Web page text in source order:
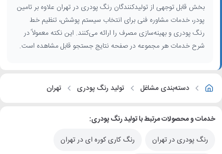
بخش قابل توجهی از تولیدکنندگان رنگ پودری در تهران علاوه بر تامین
پودر، خدمات مشاوره فنی برای انتخاب سیستم پوشش، تنظیم خط
رنگ پودری و بهینه‌سازی مصرف را ارائه می‌کنند. این نکته معمولاً در
شرح خدمات هر مجموعه در صفحه نتایج جستجو قابل مشاهده است.
دسته‌بندی مشاغل تولید رنگ پودری تهران
خدمات و محصولات مرتبط با تولید رنگ پودری:
رنگ پودری در تهران
رنگ کاری کوره ای در تهران